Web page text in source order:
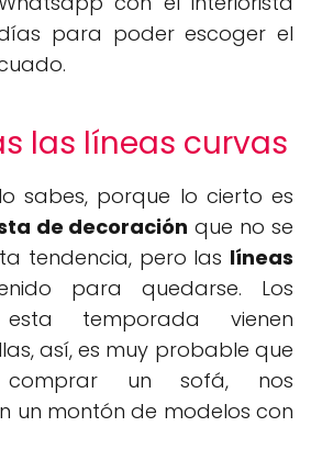
para poder escoger el
las líneas curvas
sabes, porque lo cierto es
de decoración que no se
tendencia, pero las líneas
para quedarse. Los
temporada vienen
así, es muy probable que
comprar un sofá, nos
un montón de modelos con